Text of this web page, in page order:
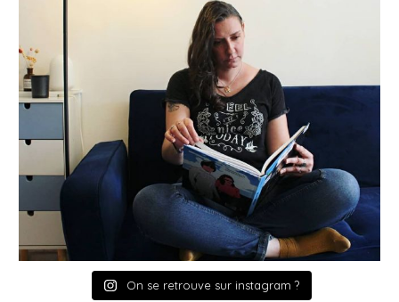
On se retrouve sur instagram ?